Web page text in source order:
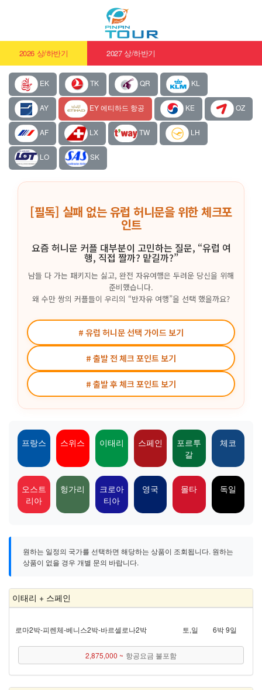
2026 상/하반기 2027 상/하반기
EK TK QR KL
AY EY 에티하드 항공 KE OZ
AF LX TW LH
LO SK
[필독] 실패 없는 유럽 허니문을 위한 체크포
인트
요즘 허니문 커플 대부분이 고민하는 질문, “유럽 여
행, 직접 짤까? 맡길까?”
남들 다 가는 패키지는 싫고, 완전 자유여행은 두려운 당신을 위해
준비했습니다.
왜 수만 쌍의 커플들이 우리의 “반자유 여행”을 선택 했을까요?
# 유럽 허니문 선택 가이드 보기
# 출발 전 체크 포인트 보기
# 출발 후 체크 포인트 보기
프랑스 스위스 이태리 스페인
포르투
갈
체코
오스트
리아
헝가리
크로아
티아
영국 몰타 독일
원하는 일정의 국가를 선택하면 해당하는 상품이 조회됩니다. 원하는
상품이 없을 경우 개별 문의 바랍니다.
이태리 + 스페인
로마 2박 - 피렌체 - 베니스 2박 - 바르셀로나 2박 토,일 6박 9일
2,875,000 ~ 항공요금 불포함